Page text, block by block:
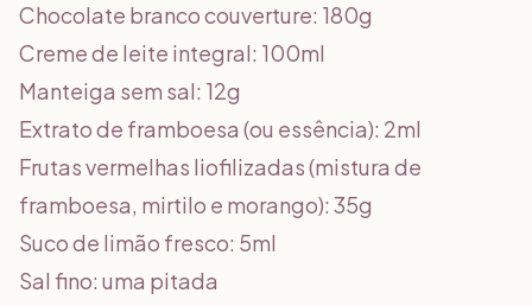
Chocolate branco couverture: 180g
Creme de leite integral: 100ml
Manteiga sem sal: 12g
Extrato de framboesa (ou essência): 2ml
Frutas vermelhas liofilizadas (mistura de
framboesa, mirtilo e morango): 35g
Suco de limão fresco: 5ml
Sal fino: uma pitada